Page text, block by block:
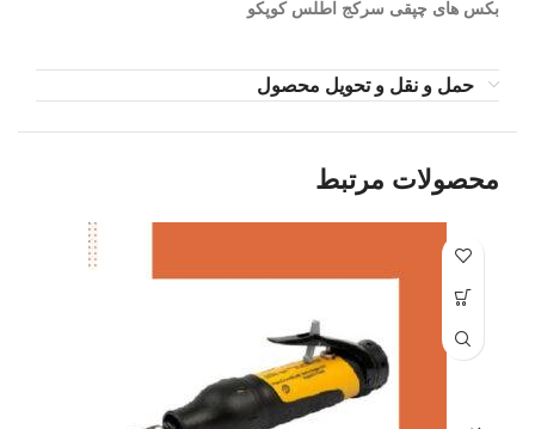
بکس های چپقی سرکج اطلس کوپکو
حمل و نقل و تحویل محصول
محصولات مرتبط